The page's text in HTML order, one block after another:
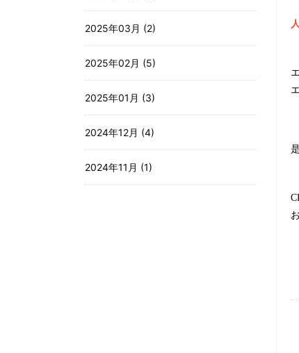
2025年03月 (2)
2025年02月 (5)
2025年01月 (3)
2024年12月 (4)
2024年11月 (1)